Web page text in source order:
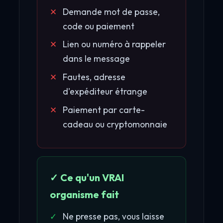
Demande mot de passe,
code ou paiement
Lien ou numéro à rappeler
dans le message
Fautes, adresse
d'expéditeur étrange
Paiement par carte-
cadeau ou cryptomonnaie
✓ Ce qu'un VRAI
organisme fait
Ne presse pas, vous laisse